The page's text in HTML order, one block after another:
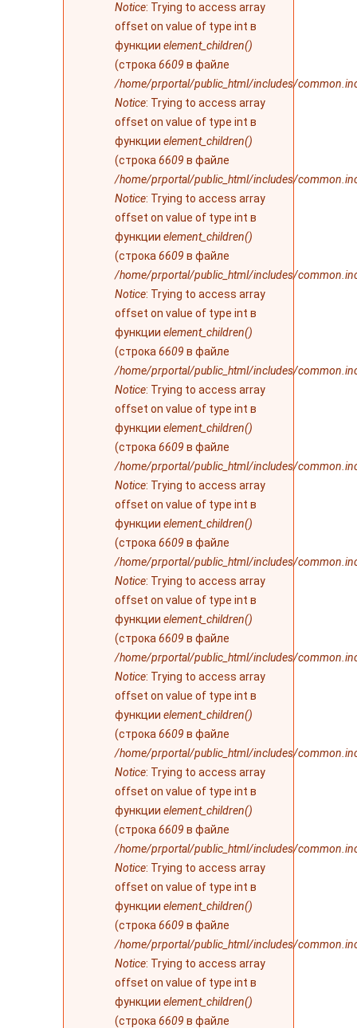
Notice: Trying to access array
offset on value of type int в
функции element_children()
(строка 6609 в файле
/home/prportal/public_html/includes/
Notice: Trying to access array
offset on value of type int в
функции element_children()
(строка 6609 в файле
/home/prportal/public_html/includes/
Notice: Trying to access array
offset on value of type int в
функции element_children()
(строка 6609 в файле
/home/prportal/public_html/includes/
Notice: Trying to access array
offset on value of type int в
функции element_children()
(строка 6609 в файле
/home/prportal/public_html/includes/
Notice: Trying to access array
offset on value of type int в
функции element_children()
(строка 6609 в файле
/home/prportal/public_html/includes/
Notice: Trying to access array
offset on value of type int в
функции element_children()
(строка 6609 в файле
/home/prportal/public_html/includes/
Notice: Trying to access array
offset on value of type int в
функции element_children()
(строка 6609 в файле
/home/prportal/public_html/includes/
Notice: Trying to access array
offset on value of type int в
функции element_children()
(строка 6609 в файле
/home/prportal/public_html/includes/
Notice: Trying to access array
offset on value of type int в
функции element_children()
(строка 6609 в файле
/home/prportal/public_html/includes/
Notice: Trying to access array
offset on value of type int в
функции element_children()
(строка 6609 в файле
/home/prportal/public_html/includes/
Notice: Trying to access array
offset on value of type int в
функции element_children()
(строка 6609 в файле